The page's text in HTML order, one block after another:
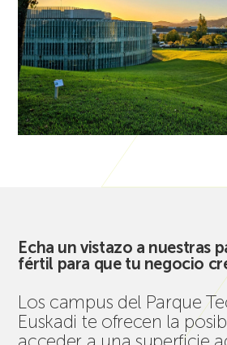
Echa un vistazo a nuestras
fértil para que tu negocio
Los campus del Parque
Euskadi te ofrecen la